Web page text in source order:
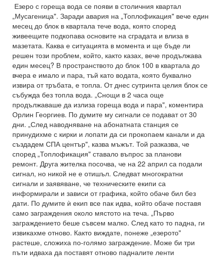
Езеро с гореща вода се появи в столичния квартал
„Мусагеница". Заради авария на „Топлофикация" вече един
месец до блок в квартала тече вода, която според
живеещите подкопава основите на сградата и влиза в
мазетата. Каква е ситуацията в момента и ще бъде ли
решен този проблем, който, както казах, вече продължава
един месец? В пространството до блок 100 в квартала до
вчера е имало и пара, тъй като водата, която буквално
извира от тръбата, е топла. От днес сутринта целия блок се
събужда без топла вода. „Снощи в 2 часа още
продължаваше да излиза гореща вода и пара", коментира
Орлин Георгиев. По думите му сигнали се подават от 30
дни. „След наводняване на абонатната станция се
принудихме с кирки и лопати да си прокопаем канали и да
създадем СПА център", казва мъжът. Той разказва, че
според „Топлофикация" ставало въпрос за планови
ремонт. Друга жителка посочва, че на 22 април са подали
сигнал, но никой не е отишъл. Следват многократни
сигнали и заявяване, че техническите екипи са
информирали и зависи от графика, който обаче бил без
дати. По думите ѝ екип все пак идва, който обаче поставя
само заграждения около мястото на теча. „Първо
заграждението беше съвсем малко. След като то падна, ги
извикахме отново. Както виждате, понеже „езерото"
растеше, сложиха по-голямо заграждение. Може би три
пъти идваха да поставят отново падналите ленти